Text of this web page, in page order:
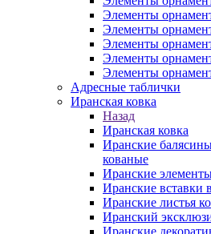
Элементы
Элементы
Элементы
Элементы
Элементы
Адресные таблички
Иранская ковка
Назад
Иранская ковка
Иранские
кованые
Иранские
Иранские вставки
Иранские листья
Иранский
Иранские